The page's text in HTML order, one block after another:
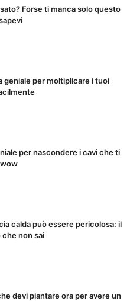
Forse ti manca solo questo
geniale per moltiplicare i tuoi
per nascondere i cavi che ti
calda può essere pericolosa: il
non sai
devi piantare ora per avere un